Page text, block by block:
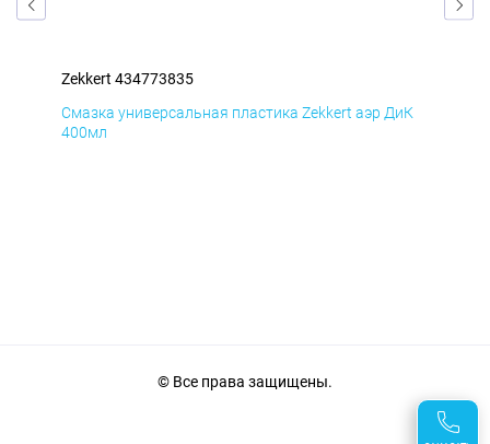
Zekkert 434773835
Смазка универсальная пластика Zekkert аэр ДиК
400мл
© Все права защищены.